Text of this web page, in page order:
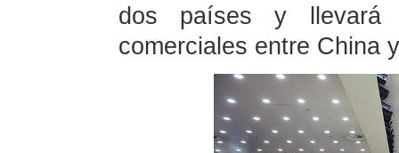
dos países y llevará
comerciales entre China